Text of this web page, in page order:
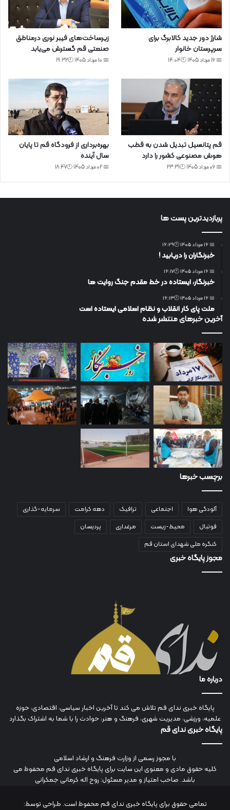
شارژ دور جدید کالابرگ برای
سرپرستان خانوار
📅 16 مرداد 1405 🕙14:04
زیرساخت‌های فیبر نوری درمناطق
صنعتی قم گسترش می‌یابد
📅 10 مرداد 1405 🕙19:32
قم پتانسیل تبدیل شدن به قطب
هوش مصنوعی کشور را دارد
📅 06 مرداد 1405 🕙23:31
بهره‌برداری از فرودگاه قم تا پایان
سال آینده
📅 02 مرداد 1405 🕙18:47
پربازدیدترین پست ها
📅 16 مرداد 1405 🕙16:29
خبرنگاران را دریابید !
📅 16 مرداد 1405 🕙16:17
خبرنگار، ایستاده در خط مقدم جنگ روایت ها
📅 16 مرداد 1405 🕙16:13
ملت پای کار انقلاب و نظام اسلامی ایستاده است
آخرین خبرهای منتشر شده
برچسب خبرها
آلودگی هوا اجتماعی ترافیک دهه کرامت
سرمایه-گذاری
فوتبال
محیط-زیست مرغداری
پردیسان
کنگره ملی شهدای استان قم
مجوز پایگاه خبری
درباره ما
پایگاه خبری ندای قم تلاش می کند تا آخرین اخبار سیاسی، اقتصادی، حوزه
علمیه، ورزشی، مدیریت شهری، فرهنگ و هنر، حوادث را با شما به اشتراک بگذارد
پایگاه خبری ندای قم
با مجوز رسمی از وزارت فرهنگ و ارشاد اسلامی
کلیه حقوق مادی و معنوی این سایت برای پایگاه خبری ندای قم محفوظ می
باشد. صاحب امتیاز و مدیر مسئول: روح اله کرمانی جمکرانی
تمامی حقوق برای پایگاه خبری ندای قم محفوظ است. طراحی توسط: